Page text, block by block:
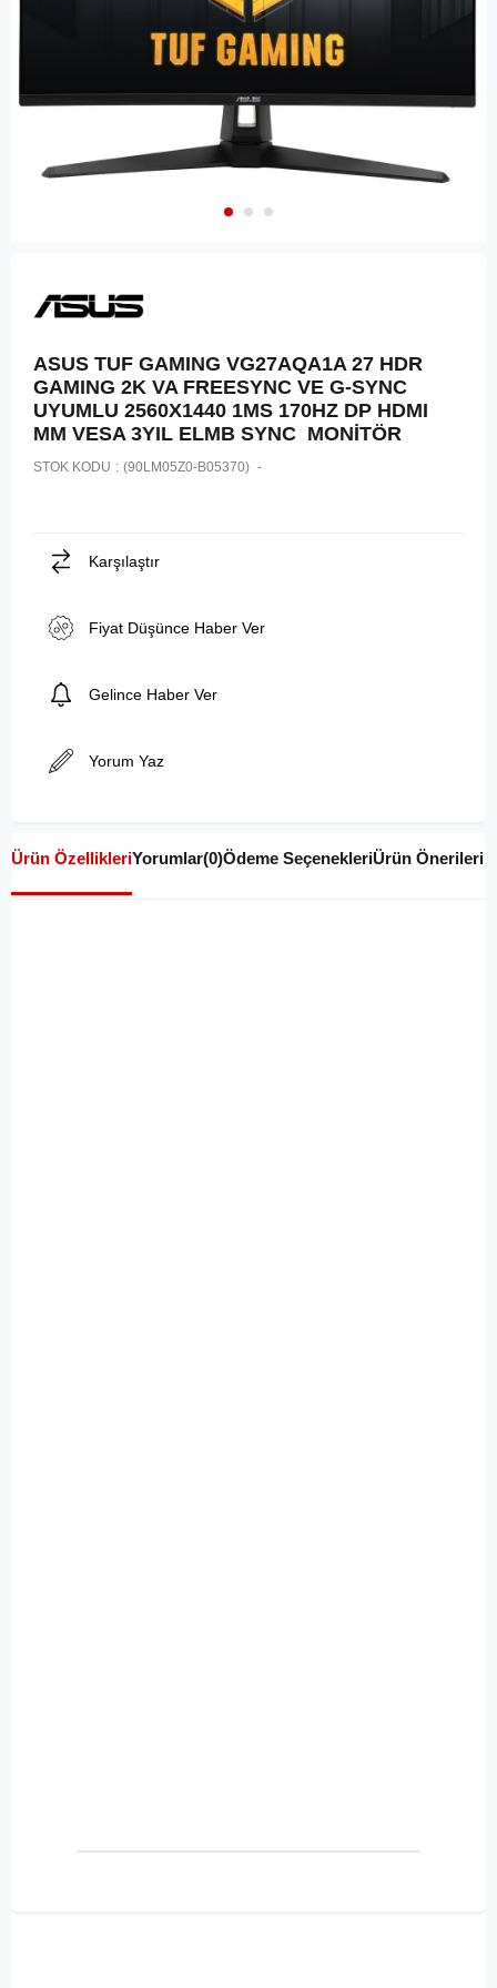
ASUS TUF GAMING VG27AQA1A 27 HDR
GAMING 2K VA FREESYNC VE G-SYNC
UYUMLU 2560X1440 1MS 170HZ DP HDMI
MM VESA 3YIL ELMB SYNC MONİTÖR
STOK KODU (90LM05Z0-B05370)
Karşılaştır
Fiyat Düşünce Haber Ver
Gelince Haber Ver
Yorum Yaz
Ürün ÖzellikleriYorumlar(0)Ödeme SeçenekleriÜrün Önerileri